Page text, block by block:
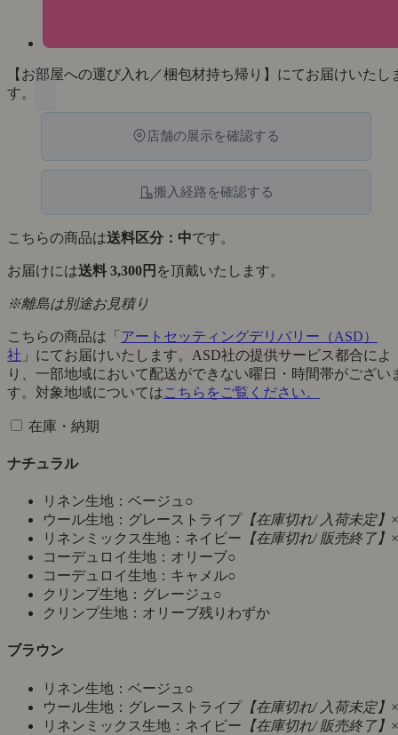
【お部屋への運び入れ／梱包材持ち帰り】にてお届けいたし
す。
店舗の展示を確認する
搬入経路を確認する
こちらの商品は送料区分：中です。
お届けには送料 3,300円 を頂戴いたします。
※離島は別途お見積り
こちらの商品は「 アートセッティングデリバリー（ASD）
社 」にてお届けいたします。ASD社の提供サービス都合によ
り、一部地域において配送ができない曜日・時間帯がござい
す。対象地域についてはこちらをご覧ください。
在庫・納期
ナチュラル
リネン生地：ベージュ ○
ウール生地：グレーストライプ【在庫切れ/ 入荷未定】 ×
リネンミックス生地：ネイビー 【在庫切れ/ 販売終了】 ×
コーデュロイ生地：オリーブ○
コーデュロイ生地：キャメル○
クリンプ生地：グレージュ ○
クリンプ生地：オリーブ残りわずか
ブラウン
リネン生地：ベージュ ○
ウール生地：グレーストライプ【在庫切れ/ 入荷未定】 ×
リネンミックス生地：ネイビー 【在庫切れ/ 販売終了】 ×